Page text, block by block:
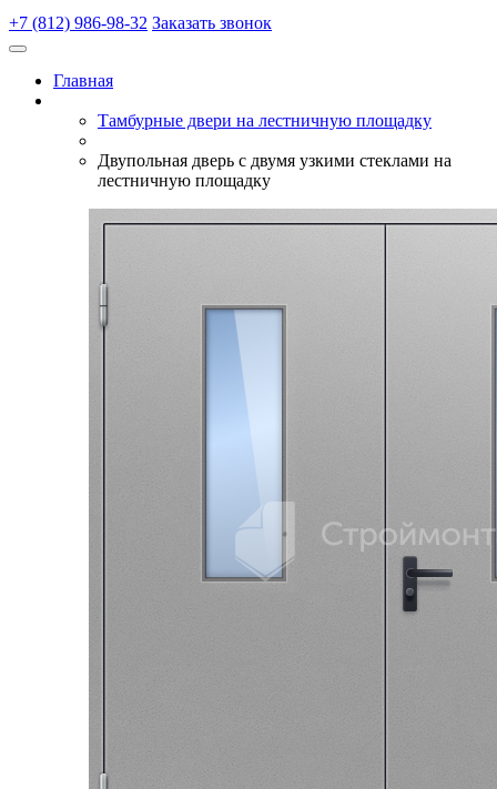
+7 (812) 986-98-32 Заказать звонок
Главная
Тамбурные двери на лестничную площадку
Двупольная дверь с двумя узкими стеклами на
лестничную площадку